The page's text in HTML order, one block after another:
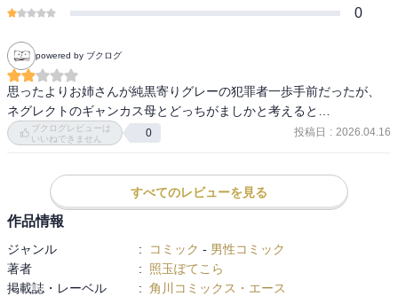
0
powered by ブクログ
思ったよりお姉さんが純黒寄りグレーの犯罪者一歩手前だったが、
ネグレクトのギャンカス母とどっちがましかと考えると…
ブクログレビューは
いいねできません
0 投稿日 : 2026.04.16
すべてのレビューを見る
作品情報
ジャンル : コミック - 男性コミック
著者
:
照玉ぽてこら
掲載誌・レーベル
: 角川コミックス・エース